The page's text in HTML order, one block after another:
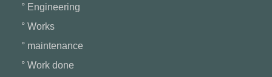
° Engineering
° Works
° maintenance
° Work done